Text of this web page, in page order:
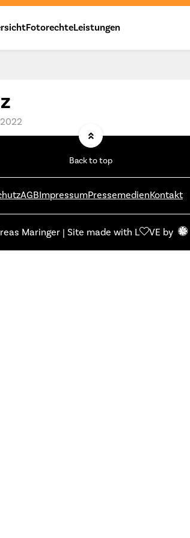
FotorechteLeistungen
Back to top
AGBImpressumPressemedienKontakt
Maringer | Site made with L VE by